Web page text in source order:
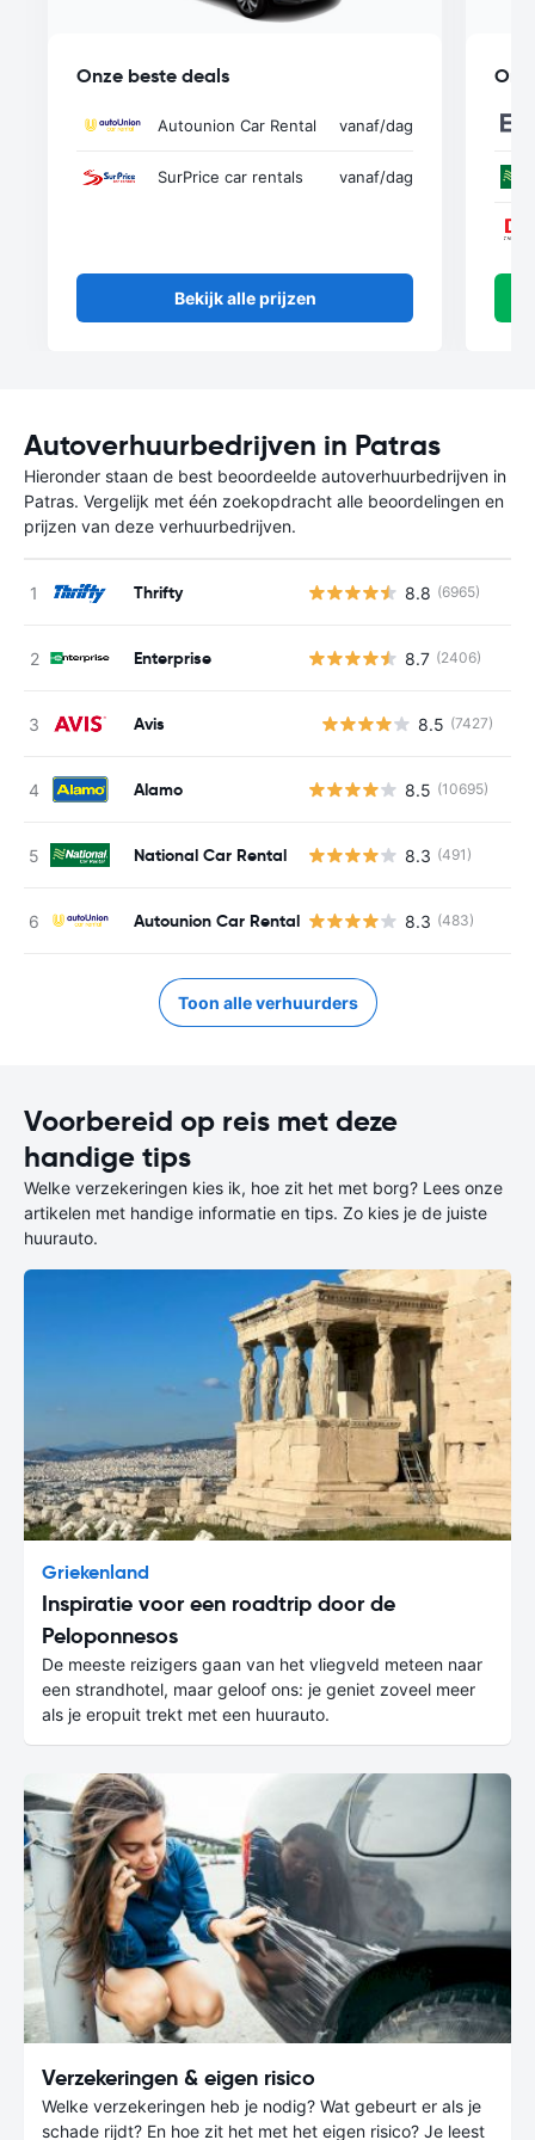
Onze beste deals
Autounion Car Rental vanaf/dag
SurPrice car rentals vanaf/dag
Bekijk alle prijzen
Autoverhuurbedrijven in Patras
Hieronder staan de best beoordeelde autoverhuurbedrijven in
Patras. Vergelijk met één zoekopdracht alle beoordelingen en
prijzen van deze verhuurbedrijven.
Thrifty 8.8 (6965)
Enterprise 8.7 (2406)
Avis 8.5 (7427)
Alamo 8.5 (10695)
National Car Rental 8.3 (491)
Autounion Car Rental 8.3 (483)
Toon alle verhuurders
Voorbereid op reis met deze
handige tips
Welke verzekeringen kies ik, hoe zit het met borg? Lees onze
artikelen met handige informatie en tips. Zo kies je de juiste
huurauto.
Griekenland
Inspiratie voor een roadtrip door de
Peloponnesos
De meeste reizigers gaan van het vliegveld meteen naar
een strandhotel, maar geloof ons: je geniet zoveel meer
als je eropuit trekt met een huurauto.
Verzekeringen & eigen risico
Welke verzekeringen heb je nodig? Wat gebeurt er als je
schade rijdt? En hoe zit het met het eigen risico? Je leest